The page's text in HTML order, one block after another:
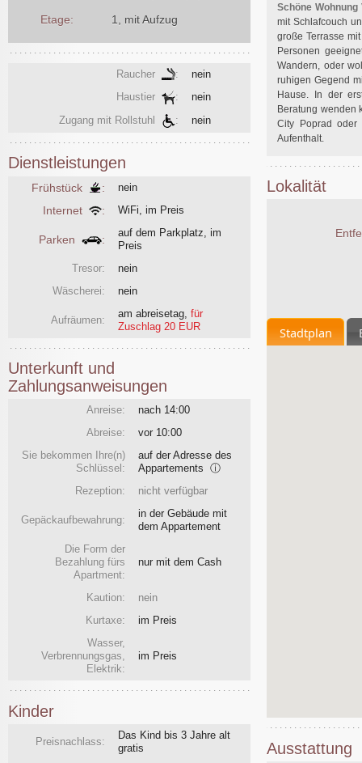
Schöne Wohnung
mit Schlafcouch
große Terrasse
Personen
Wandern, oder
ruhigen Gegend
Hause. In der
Beratung wenden
City Poprad
Aufenthalt.
Lokalität
Stadtplan
Ausstattung
Etage: 1, mit Aufzug
Raucher :
nein
Haustier
:
nein
Zugang mit Rollstuhl
: nein
Dienstleistungen
Frühstück : nein
Internet : WiFi, im Preis
Parken :
auf dem Parkplatz, im
Preis
Tresor:
nein
Wäscherei:
nein
Aufräumen:
am abreisetag für
Zuschlag 20 EUR
Unterkunft und
Zahlungsanweisungen
Anreise:
nach 14:00
Abreise:
vor 10:00
Sie bekommen Ihre(n)
Schlüssel:
auf der Adresse des
Appartements ⓘ
Rezeption:
nicht verfügbar
Gepäckaufbewahrung:
in der Gebäude mit
dem Appartement
Die Form der
Bezahlung fürs
Apartment:
nur mit dem Cash
Kaution:
nein
Kurtaxe:
im Preis
Wasser,
Verbrennungsgas,
Elektrik:
im Preis
Kinder
Preisnachlass:
Das Kind bis 3 Jahre alt
gratis